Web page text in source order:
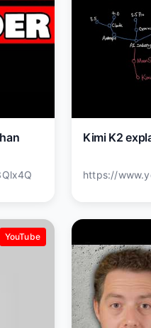
Kimi K2
https://
YouTube